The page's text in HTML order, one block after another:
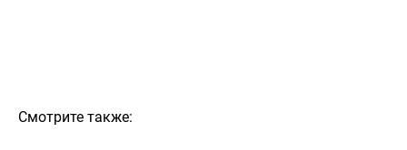
Смотрите также: